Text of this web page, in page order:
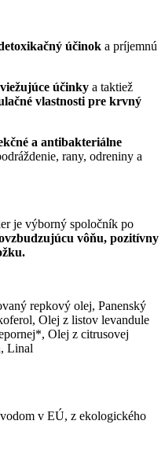
účinok a príjemnú
účinky a taktiež
vlastnosti pre krvný
a antibakteriálne
rany, odreniny a
je výborný spoločník po
vôňu, pozitívny
repkový olej, Panenský
Olej z listov levandule
Olej z citrusovej
Linal
v EÚ, z ekologického